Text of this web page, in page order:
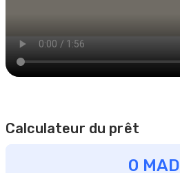
Calculateur du prêt
0 MAD